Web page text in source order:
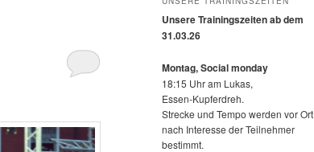
Unsere Trainingszeiten ab dem
31.03.26
Montag, Social monday
18:15 Uhr am Lukas,
Essen-Kupferdreh.
Strecke und Tempo werden vor Ort
nach Interesse der Teilnehmer
bestimmt.